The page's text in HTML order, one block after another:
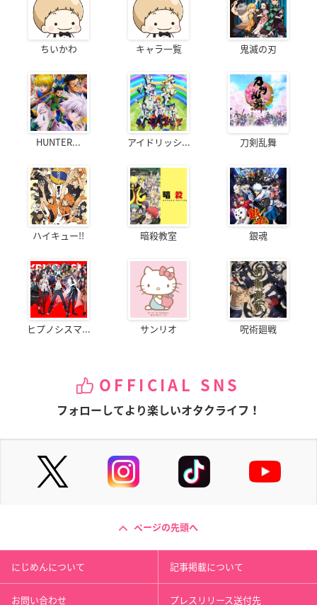
ちいかわ キャラ一覧 鬼滅の刃
HUNTER... アイドリッシ... 刀剣乱舞
ハイキュー!! 暗殺教室 銀魂
ヒプノシスマ... サンリオ 呪術廻戦
OFFICIAL SNS
フォローしてより楽しいオタクライフ！
ページの先頭へ
にじめんについて 記事掲載について
お問い合わせ プレスリリース送付先